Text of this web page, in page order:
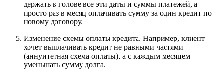
держать в голове все эти даты и суммы платежей, а
просто раз в месяц оплачивать сумму за один кредит по
новому договору.
Изменение схемы оплаты кредита. Например, клиент
хочет выплачивать кредит не равными частями
(аннуитетная схема оплаты), а с каждым месяцем
уменьшать сумму долга.